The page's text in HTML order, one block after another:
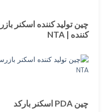
چین تولید کننده اسکنر
کننده | NTA
چین PDA اسکنر بارکد